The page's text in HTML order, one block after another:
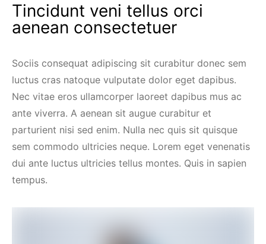
Tincidunt veni tellus orci
aenean consectetuer
Sociis consequat adipiscing sit curabitur donec sem
luctus cras natoque vulputate dolor eget dapibus.
Nec vitae eros ullamcorper laoreet dapibus mus ac
ante viverra. A aenean sit augue curabitur et
parturient nisi sed enim. Nulla nec quis sit quisque
sem commodo ultricies neque. Lorem eget venenatis
dui ante luctus ultricies tellus montes. Quis in sapien
tempus.